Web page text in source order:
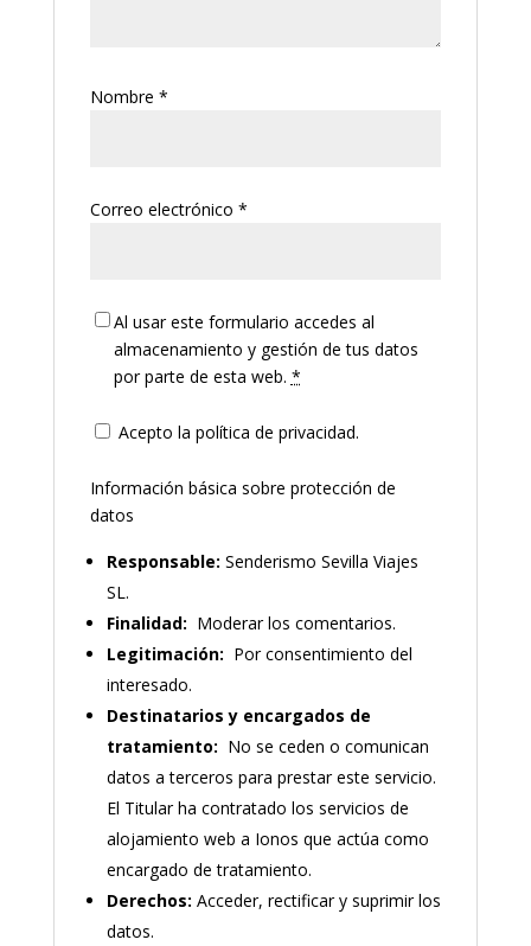
Nombre *
Correo electrónico *
Al usar este formulario accedes al
almacenamiento y gestión de tus datos
por parte de esta web. *
Acepto la política de privacidad.
Información básica sobre protección de
datos
Responsable: Senderismo Sevilla Viajes
SL.
Finalidad: Moderar los comentarios.
Legitimación: Por consentimiento del
interesado.
Destinatarios y encargados de
tratamiento: No se ceden o comunican
datos a terceros para prestar este servicio.
El Titular ha contratado los servicios de
alojamiento web a Ionos que actúa como
encargado de tratamiento.
Derechos: Acceder, rectificar y suprimir los
datos.